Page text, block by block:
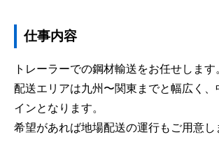
仕事内容
トレーラーでの鋼材輸送をお任せします
配送エリアは九州〜関東までと幅広く、
インとなります。
希望があれば地場配送の運行もご用意し